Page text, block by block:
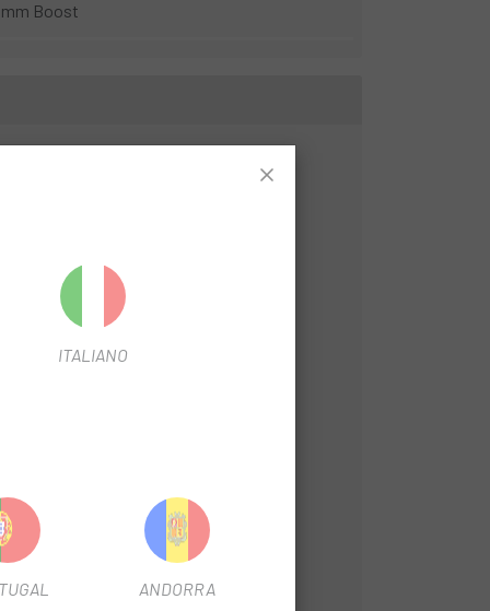
Boost
ITALIANO
ANDORRA